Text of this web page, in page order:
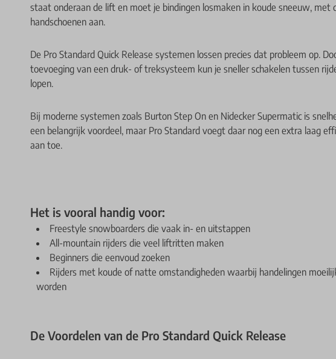
staat onderaan de lift en moet je bindingen losmaken in koude sneeuw, met
handschoenen aan.
De Pro Standard Quick Release systemen lossen precies dat probleem op.
toevoeging van een druk- of treksysteem kun je sneller schakelen tussen
lopen.
Bij moderne systemen zoals Burton Step On en Nidecker Supermatic is
een belangrijk voordeel, maar Pro Standard voegt daar nog een extra laag
aan toe.
Het is vooral handig voor:
Freestyle snowboarders die vaak in- en uitstappen
All-mountain rijders die veel liftritten maken
Beginners die eenvoud zoeken
Rijders met koude of natte omstandigheden waarbij handelingen
worden
De Voordelen van de Pro Standard Quick Release